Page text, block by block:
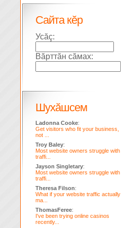
Сайта кĕр
Усăç:
Вăрттăн сăмах:
Шухăшсем
Ladonna Cooke:
Get visitors who fit your business,
not ...
Troy Baley:
Most website owners struggle with
traffi...
Jayson Singletary:
Most website owners struggle with
traffi...
Theresa Filson:
What if your website traffic actually
ma...
ThomasFeree:
I've been trying online casinos
recently...